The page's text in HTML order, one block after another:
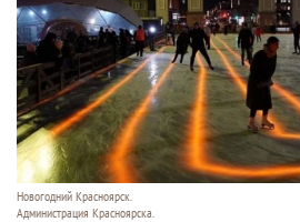
Новогодний Красноярск.
Администрация Красноярска.